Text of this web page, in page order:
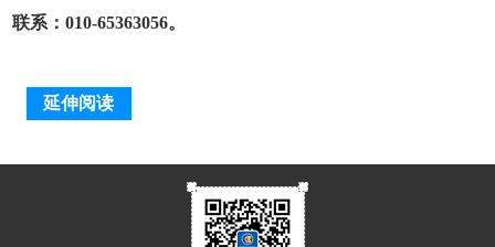
联系：010-65363056。
延伸阅读